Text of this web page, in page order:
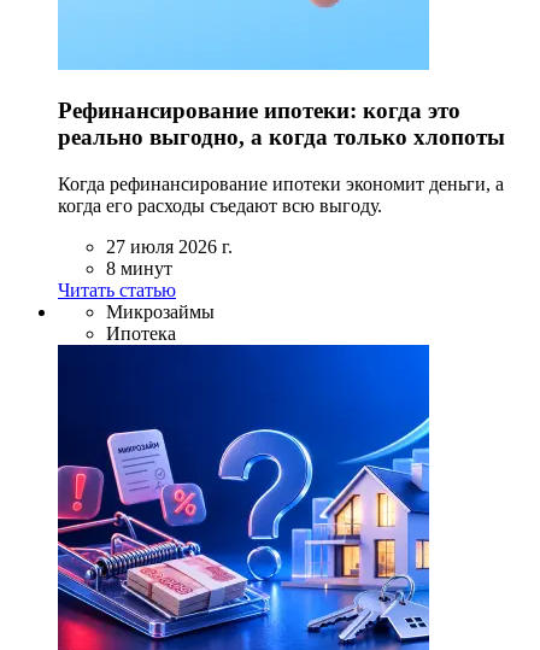
Рефинансирование ипотеки: когда это
реально выгодно, а когда только хлопоты
Когда рефинансирование ипотеки экономит деньги, а
когда его расходы съедают всю выгоду.
27 июля 2026 г.
8 минут
Читать статью
Микрозаймы
Ипотека